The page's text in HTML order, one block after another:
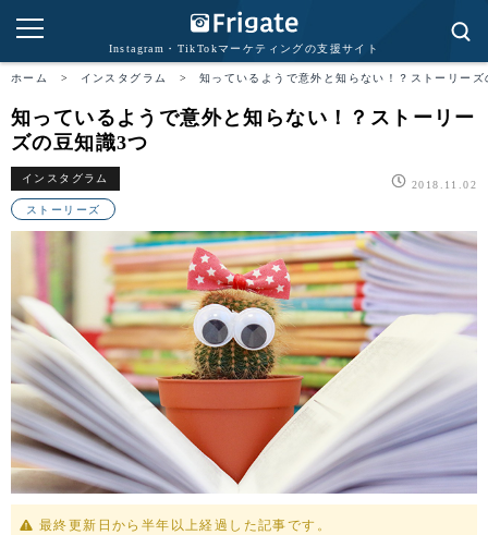
Instagram・TikTokマーケティングの支援サイト
ホーム > インスタグラム > 知っているようで意外と知らない！？ストーリーズ
知っているようで意外と知らない！？ストーリー
ズの豆知識3つ
インスタグラム
2018.11.02
ストーリーズ
最終更新日から半年以上経過した記事です。